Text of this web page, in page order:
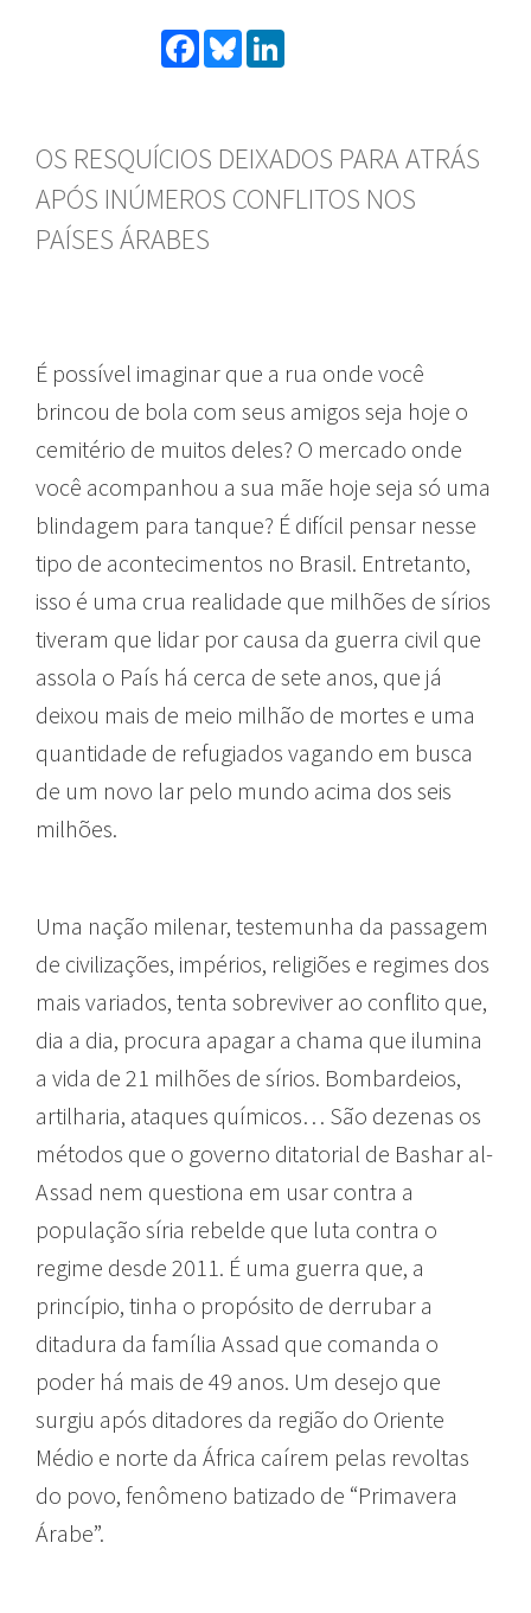
Facebook
Bluesky
OS RESQUÍCIOS DEIXADOS PARA ATRÁS
APÓS INÚMEROS CONFLITOS NOS
PAÍSES ÁRABES
É possível imaginar que a rua onde você
brincou de bola com seus amigos seja hoje o
cemitério de muitos deles? O mercado onde
você acompanhou a sua mãe hoje seja só uma
blindagem para tanque? É difícil pensar nesse
tipo de acontecimentos no Brasil. Entretanto,
isso é uma crua realidade que milhões de sírios
tiveram que lidar por causa da guerra civil que
assola o País há cerca de sete anos, que já
deixou mais de meio milhão de mortes e uma
quantidade de refugiados vagando em busca
de um novo lar pelo mundo acima dos seis
milhões.
Uma nação milenar, testemunha da passagem
de civilizações, impérios, religiões e regimes dos
mais variados, tenta sobreviver ao conflito que,
dia a dia, procura apagar a chama que ilumina
a vida de 21 milhões de sírios. Bombardeios,
artilharia, ataques químicos… São dezenas os
métodos que o governo ditatorial de Bashar al-
Assad nem questiona em usar contra a
população síria rebelde que luta contra o
regime desde 2011. É uma guerra que, a
princípio, tinha o propósito de derrubar a
ditadura da família Assad que comanda o
poder há mais de 49 anos. Um desejo que
surgiu após ditadores da região do Oriente
Médio e norte da África caírem pelas revoltas
do povo, fenômeno batizado de “Primavera
Árabe”.